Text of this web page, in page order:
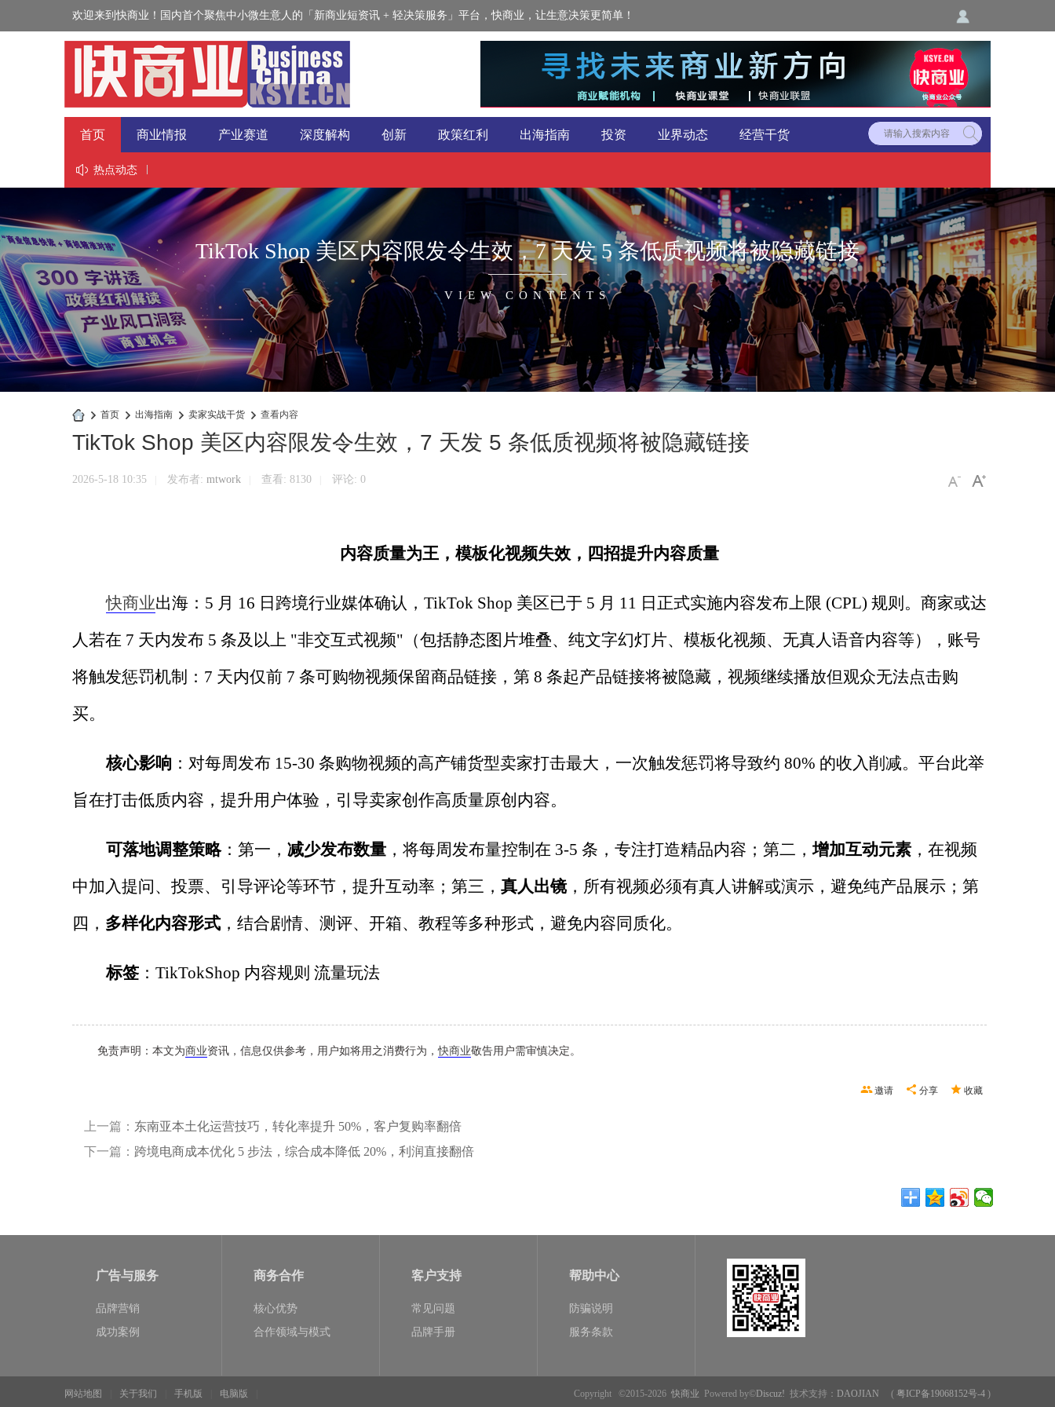
欢迎来到快商业！国内首个聚焦中小微生意人的「新商业短资讯 + 轻决策服务」平台，快商业，让生意决策更简单！
首页 商业情报 产业赛道 深度解构 创新 政策红利 出海指南 投资 业界动态 经营干货
视野热点动态
TikTok Shop 美区内容限发令生效，7 天发 5 条低质视频将被隐藏链接
VIEW CONTENTS
快
业
› 首页 › 出海指南 › 卖家实战干货 › 查看内容
TikTok Shop 美区内容限发令生效，7 天发 5 条低质视频将被隐藏链接
2026-5-18 10:35 发布者: mtwork 查看: 8130 评论: 0
内容质量为王，模板化视频失效，四招提升内容质量
快商业出海： 5 月 16 日跨境行业媒体确认， TikTok Shop 美区已于5 月 11 日正式实施内容发布上限 (CPL) 规则。商家或达
人若在 7 天内发布 5 条及以上 "非交互式视频" （包括静态图片堆叠、纯文字幻灯片、模板化视频、无真人语音内容等），账号
将触发惩罚机制： 7 天内仅前 7 条可购物视频保留商品链接，第 8 条起产品链接将被隐藏，视频继续播放但观众无法点击购
买。
核心影响 ：对每周发布15-30 条购物视频的高产铺货型卖家打击最大，一次触发惩罚将导致约 80% 的收入削减。平台此举
旨在打击低质内容，提升用户体验，引导卖家创作高质量原创内容。
可落地调整策略：第一， 减少发布数量，将每周发布量控制在 3-5 条，专注打造精品内容；第二，增加互动元素，在视频
中加入提问、投票、引导评论等环节，提升互动率；第三， 真人出镜，所有视频必须有真人讲解或演示，避免纯产品展示；第
四， 多样化内容形式 ，结合剧情、测评、开箱、教程等多种形式，避免内容同质化。
标签： TikTokShop 内容规则 流量玩法
免责声明：本文为商业资讯，信息仅供参考，用户如将用之消费行为，快商业敬告用户需审慎决定。
收藏
分享
邀请
上一篇： 东南亚本土化运营技巧，转化率提升 50%，客户复购率翻倍
下一篇： 跨境电商成本优化 5 步法，综合成本降低 20%，利润直接翻倍
广告与服务
品牌营销
成功案例
商务合作
核心优势
合作领域与模式
客户支持
常见问题
品牌手册
帮助中心
防骗说明
服务条款
网站地图 关于我们 手机版 电脑版 Copyright ©2015-2026 快商业 Powered by© Discuz! 技术支持： DAOJIAN ( 粤ICP备19068152号-4 )